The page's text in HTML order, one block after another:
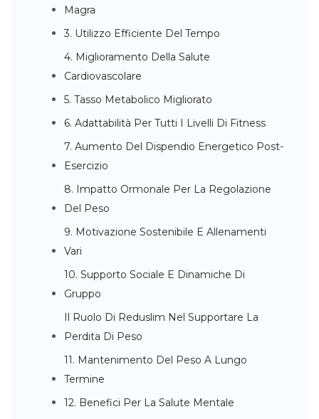
Magra
3. Utilizzo Efficiente Del Tempo
4. Miglioramento Della Salute
Cardiovascolare
5. Tasso Metabolico Migliorato
6. Adattabilità Per Tutti I Livelli Di Fitness
7. Aumento Del Dispendio Energetico Post-
Esercizio
8. Impatto Ormonale Per La Regolazione
Del Peso
9. Motivazione Sostenibile E Allenamenti
Vari
10. Supporto Sociale E Dinamiche Di
Gruppo
Il Ruolo Di Reduslim Nel Supportare La
Perdita Di Peso
11. Mantenimento Del Peso A Lungo
Termine
12. Benefici Per La Salute Mentale